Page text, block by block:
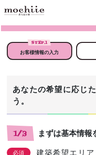
STEP.1
お客様情報の入力
あなたの希望に応じ
う。
1/3 まずは基本情報
必須 建築希望エリ